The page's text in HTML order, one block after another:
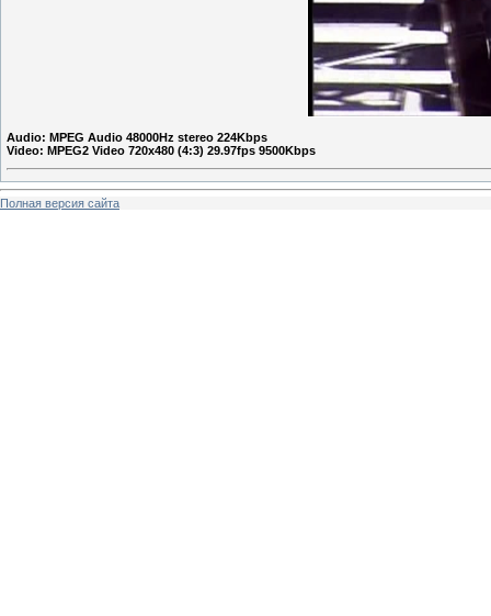
Audio: MPEG Audio 48000Hz stereo 224Kbps
Video: MPEG2 Video 720x480 (4:3) 29.97fps 9500Kbps
Полная версия сайта